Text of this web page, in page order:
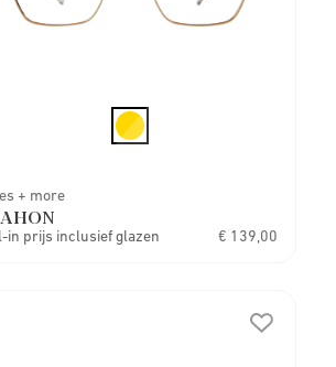
+ more
in prijs inclusief glazen € 139,00